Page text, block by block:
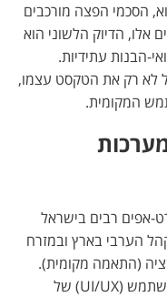
הסכמי הפצה מורכבים
אלו, הדיוק הלשוני הוא
הבנות עתידיות.
לא רק את הטקסט עצמו,
המקומית.
אפים רבים בישראל
הערבי בארץ ובמזרח
(התאמה מקומית).
ביצוע תרגום לשפה הערבית בממשקי משתמש (UI/UX) של